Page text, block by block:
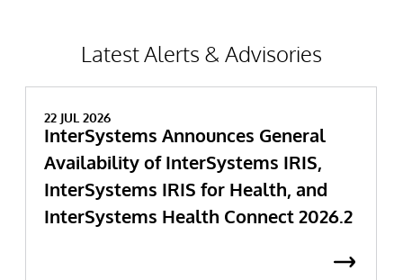
Latest Alerts & Advisories
22 JUL 2026
InterSystems Announces General
Availability of InterSystems IRIS,
InterSystems IRIS for Health, and
InterSystems Health Connect 2026.2